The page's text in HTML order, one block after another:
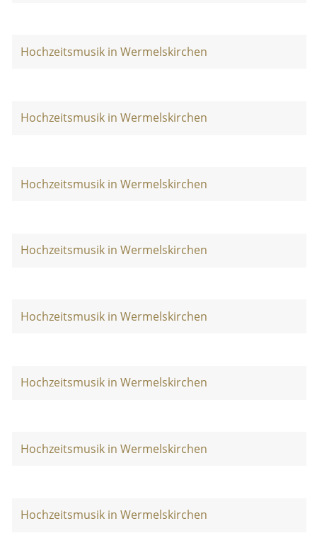
Hochzeitsmusik in Wermelskirchen
Hochzeitsmusik in Wermelskirchen
Hochzeitsmusik in Wermelskirchen
Hochzeitsmusik in Wermelskirchen
Hochzeitsmusik in Wermelskirchen
Hochzeitsmusik in Wermelskirchen
Hochzeitsmusik in Wermelskirchen
Hochzeitsmusik in Wermelskirchen